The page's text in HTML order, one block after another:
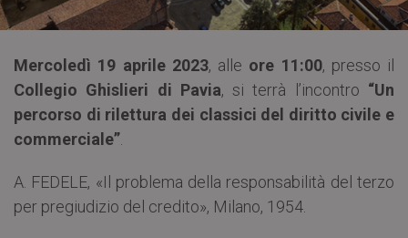
Mercoledì 19 aprile 2023, alle ore 11:00, presso il
Collegio Ghislieri di Pavia, si terrà l’incontro “Un
percorso di rilettura dei classici del diritto civile e
commerciale”
A. FEDELE, «Il problema della responsabilità del terzo
per pregiudizio del credito», Milano, 1954.